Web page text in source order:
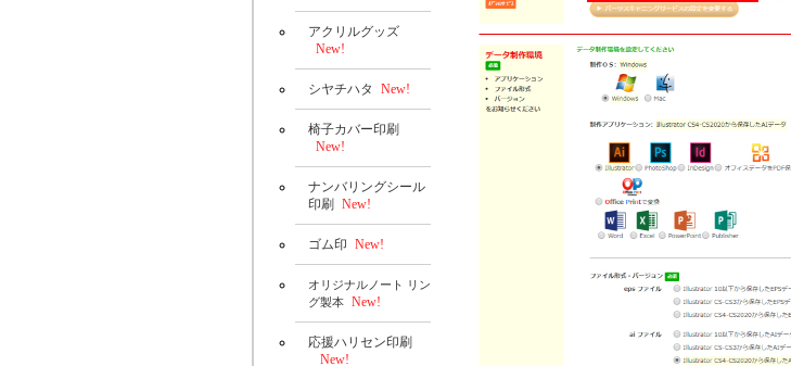
アクリルグッズ
New!
シヤチハタ New!
椅子カバー印刷
New!
ナンバリングシール
印刷 New!
ゴム印 New!
オリジナルノート リン
グ製本 New!
応援ハリセン印刷
New!